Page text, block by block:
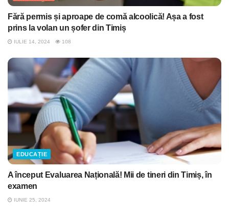
Fără permis și aproape de comă alcoolică! Așa a fost
prins la volan un șofer din Timiș
IULIE 14, 2024 108
EDUCAȚIE
A început Evaluarea Națională! Mii de tineri din Timiș, în
examen
IUNIE 25, 2024